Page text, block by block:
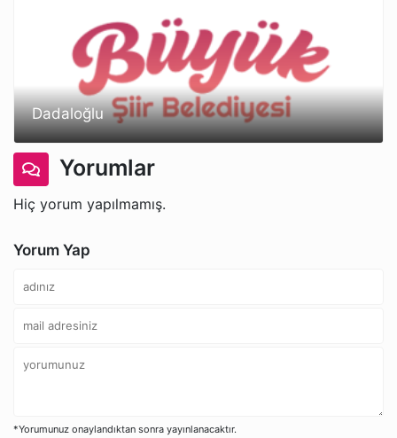
Dadaloğlu
Yorumlar
Hiç yorum yapılmamış.
Yorum Yap
*Yorumunuz onaylandıktan sonra yayınlanacaktır.